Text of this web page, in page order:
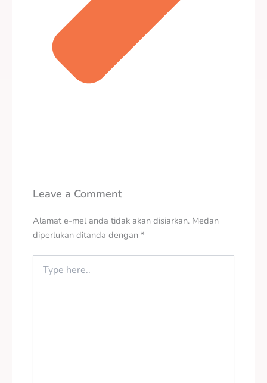
Leave a Comment
Alamat e-mel anda tidak akan disiarkan. Medan
diperlukan ditanda dengan *
here..